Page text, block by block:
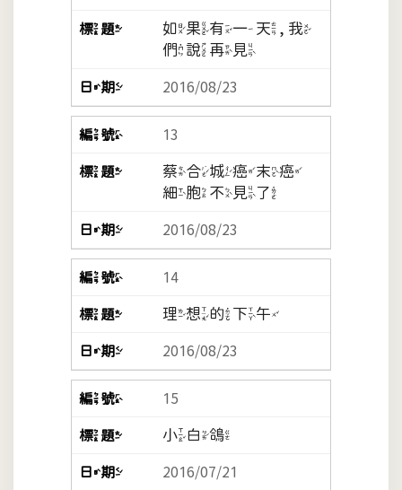
如果有一天, 我
們說再見
2016/08/23
13
蔡合城癌末癌
細胞不見了
2016/08/23
14
理想的下午
2016/08/23
15
小白鴿
2016/07/21